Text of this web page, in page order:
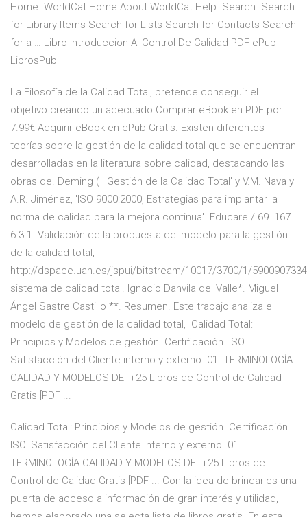
Home. WorldCat Home About WorldCat Help. Search. Search
for Library Items Search for Lists Search for Contacts Search
for a … Libro Introduccion Al Control De Calidad PDF ePub -
LibrosPub
La Filosofía de la Calidad Total, pretende conseguir el
objetivo creando un adecuado Comprar eBook en PDF por
7.99€ Adquirir eBook en ePub Gratis. Existen diferentes
teorías sobre la gestión de la calidad total que se encuentran
desarrolladas en la literatura sobre calidad, destacando las
obras de. Deming ( 'Gestión de la Calidad Total' y V.M. Nava y
A.R. Jiménez, 'ISO 9000:2000, Estrategias para implantar la
norma de calidad para la mejora continua'. Educare / 69 167.
6.3.1. Validación de la propuesta del modelo para la gestión
de la calidad total,
http://dspace.uah.es/jspui/bitstream/10017/3700/1/
sistema de calidad total. Ignacio Danvila del Valle*. Miguel
Ángel Sastre Castillo **. Resumen. Este trabajo analiza el
modelo de gestión de la calidad total, Calidad Total:
Principios y Modelos de gestión. Certificación. ISO.
Satisfacción del Cliente interno y externo. 01. TERMINOLOGÍA
CALIDAD Y MODELOS DE +25 Libros de Control de Calidad
Gratis [PDF ...
Calidad Total: Principios y Modelos de gestión. Certificación.
ISO. Satisfacción del Cliente interno y externo. 01.
TERMINOLOGÍA CALIDAD Y MODELOS DE +25 Libros de
Control de Calidad Gratis [PDF ... Con la idea de brindarles una
puerta de acceso a información de gran interés y utilidad,